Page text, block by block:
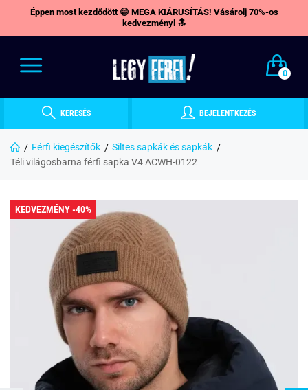
Éppen most kezdődött 😁 MEGA KIÁRUSÍTÁS! Vásárolj 70%-os
kedvezményl 🔝
0
KERESÉS BEJELENTKEZÉS
Férfi kiegészítők
Siltes sapkák és sapkák
Téli világosbarna férfi sapka V4 ACWH-0122
KEDVEZMÉNY -40%